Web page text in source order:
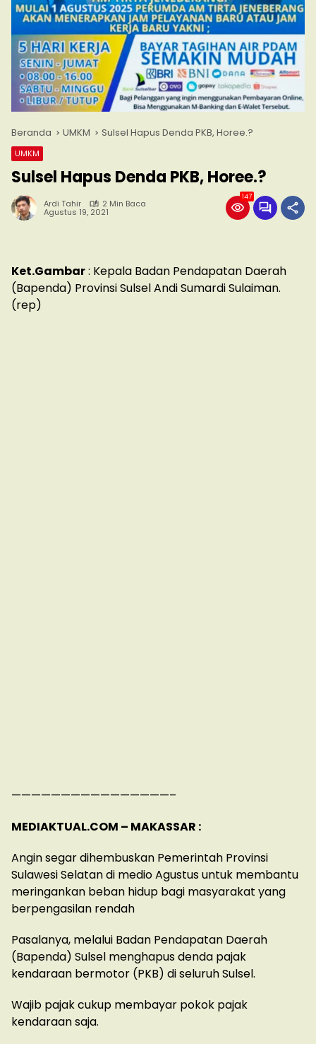
Beranda UMKM Sulsel Hapus Denda PKB, Horee.?
UMKM
Sulsel Hapus Denda PKB, Horee.?
Ardi Tahir 2 Min Baca
Agustus 19, 2021
147
Ket.Gambar: Kepala Badan Pendapatan Daerah
(Bapenda) Provinsi Sulsel Andi Sumardi Sulaiman.
(rep)
————————————————–
MEDIAKTUAL.COM – MAKASSAR :
Angin segar dihembuskan Pemerintah Provinsi
Sulawesi Selatan di medio Agustus untuk membantu
meringankan beban hidup bagi masyarakat yang
berpengasilan rendah
Pasalanya, melalui Badan Pendapatan Daerah
(Bapenda) Sulsel menghapus denda pajak
kendaraan bermotor (PKB) di seluruh Sulsel.
Wajib pajak cukup membayar pokok pajak
kendaraan saja.